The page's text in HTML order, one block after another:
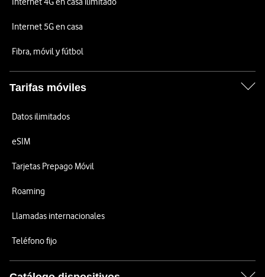
Internet 5G en casa
Fibra, móvil y fútbol
Tarifas móviles
Datos ilimitados
eSIM
Tarjetas Prepago Móvil
Roaming
Llamadas internacionales
Teléfono fijo